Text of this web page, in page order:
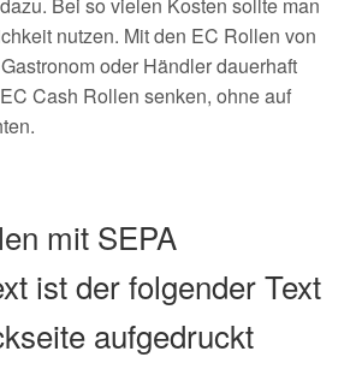
Bei so vielen Kosten sollte man
nutzen. Mit den EC Rollen von
oder Händler dauerhaft
Cash Rollen senken, ohne auf
mit SEPA
ist der folgender Text
aufgedruckt